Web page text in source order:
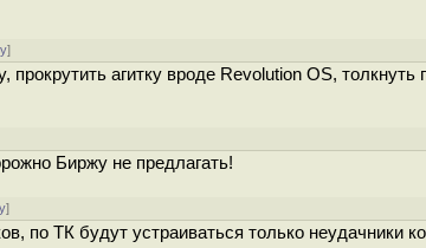
]
прокрутить агитку вроде Revolution OS,
Биржу не предлагать!
]
по ТК будут устраиваться только неудачники